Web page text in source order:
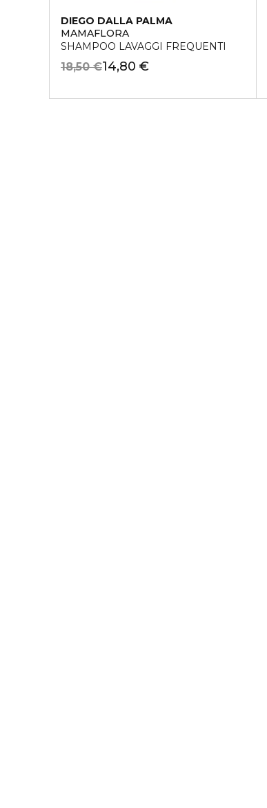
DIEGO DALLA PALMA
MAMAFLORA
SHAMPOO LAVAGGI FREQUENTI
14,80 €
18,50 €